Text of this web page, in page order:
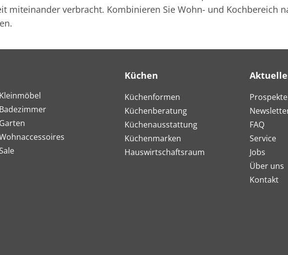
miteinander verbracht. Kombinieren Sie Wohn- und Kochbereich
Kleinmöbel
Badezimmer
Garten
Küchen
Küchenformen
Küchenberatung
Küchenausstattung
Küchenmarken
Hauswirtschaftsraum
Prospekte
FAQ
Service
Jobs
Über uns
Kontakt